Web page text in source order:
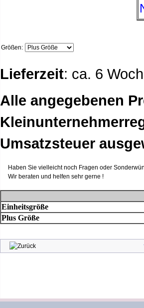
Größen:
Lieferzeit: ca. 6
Alle angegebenen
Umsatzsteuer
Haben Sie vielleicht noch Fragen oder
Wir beraten und helfen sehr gerne !
Einheitsgröße
Plus Größe